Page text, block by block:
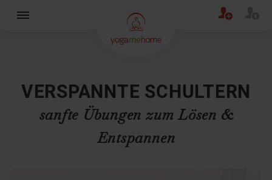
VERSPANNTE SCHULTERN
sanfte Übungen zum Lösen &
Entspannen